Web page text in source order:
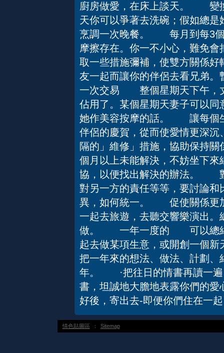
廚房做愛，在床上談天。 變
天你可以爭著去洗碗；假如總
烹調一次晚餐。 每月到每3
摩擦存在。你一不小心，難免
取一些措施彌補，使雙方關
友一起而讓你的伴侶去看兄弟
一次交易 整個星期天下午，
佔用了。某個星期天妻子可以
她作美容按摩的話。 讓每個
伴侶的慶賀，從而使愛情更
隔的」維修」措施，協助保持
個月以上未能解決，不妨坐下
協，以便找出解決的辦法。
對另一方的責任等等，要討論
異，如何統一。 促使關係更
一起去旅遊，去聽交響樂演出
做。 一年一度的 可以總結
起去做某項生意，或開創一個
把一年來的想法、做法、計劃
年。 ·把往日的情書再讀一
書，坦誠地大膽地表露你們的
好後，寄出去-即便你們住在一
情色貼圖區 ： Sitemap